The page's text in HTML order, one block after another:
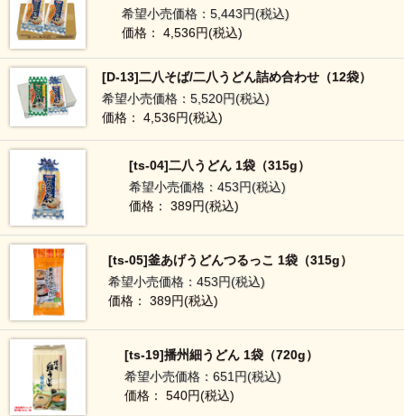
希望小売価格：5,443円(税込)
価格： 4,536円(税込)
[D-13]二八そば/二八うどん詰め合わせ（12袋）
希望小売価格：5,520円(税込)
価格： 4,536円(税込)
[ts-04]二八うどん 1袋（315g）
希望小売価格：453円(税込)
価格： 389円(税込)
[ts-05]釜あげうどんつるっこ 1袋（315g）
希望小売価格：453円(税込)
価格： 389円(税込)
[ts-19]播州細うどん 1袋（720g）
希望小売価格：651円(税込)
価格： 540円(税込)